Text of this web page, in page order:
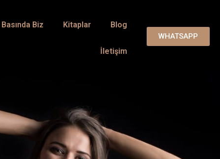
Basında Biz Kitaplar Blog
İletişim
WHATSAPP